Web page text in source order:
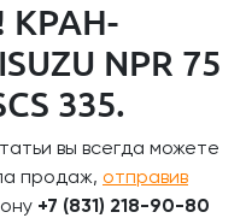
NPR 75
335.
вы всегда можете
продаж, отправив
+7 (831) 218-90-80